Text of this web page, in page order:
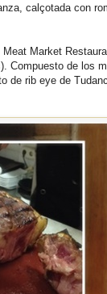
calçotada con
Market
Compuesto de los
de rib eye de